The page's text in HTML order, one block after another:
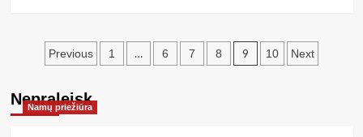
priemonės:
kuo
universalūs
valikliai
Įrašų
Previous 1 … 6 7 8 9 10 Next
Nepraleisk
Namų priežiūra